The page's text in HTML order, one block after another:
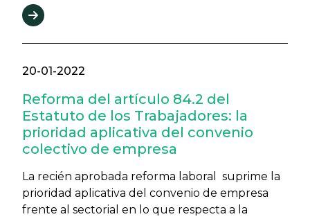
20-01-2022
Reforma del artículo 84.2 del
Estatuto de los Trabajadores: la
prioridad aplicativa del convenio
colectivo de empresa
La recién aprobada reforma laboral suprime la
prioridad aplicativa del convenio de empresa
frente al sectorial en lo que respecta a la